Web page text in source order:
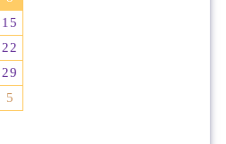
15
22
29
5